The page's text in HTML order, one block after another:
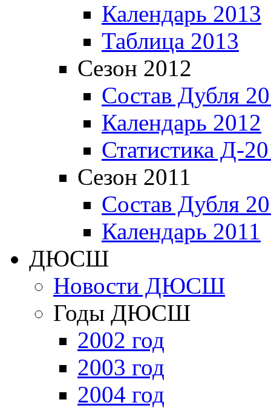
Календарь 2013
Таблица 2013
Сезон 2012
Состав Дубля
Календарь 2012
Статистика Д-
Сезон 2011
Состав Дубля
Календарь 2011
ДЮСШ
Новости ДЮСШ
Годы ДЮСШ
2002 год
2003 год
2004 год